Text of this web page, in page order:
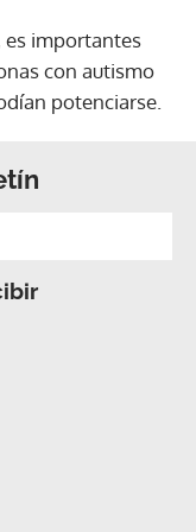
es importantes
con autismo
potenciarse.